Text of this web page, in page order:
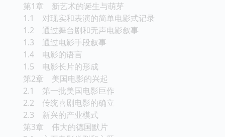
第1章 新艺术的诞生与萌芽
1.1 对现实和表演的简单电影式记录
1.2 通过舞台剧和无声电影叙事
1.3 通过电影手段叙事
1.4 电影的语言
1.5 电影长片的形成
第2章 美国电影的兴起
2.1 第一批美国电影巨作
2.2 传统喜剧电影的确立
2.3 新兴的产业模式
第3章 伟大的德国默片